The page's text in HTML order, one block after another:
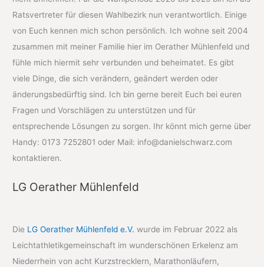
Ratsvertreter für diesen Wahlbezirk nun verantwortlich. Einige
von Euch kennen mich schon persönlich. Ich wohne seit 2004
zusammen mit meiner Familie hier im Oerather Mühlenfeld und
fühle mich hiermit sehr verbunden und beheimatet. Es gibt
viele Dinge, die sich verändern, geändert werden oder
änderungsbedürftig sind. Ich bin gerne bereit Euch bei euren
Fragen und Vorschlägen zu unterstützen und für
entsprechende Lösungen zu sorgen. Ihr könnt mich gerne über
Handy: 0173 7252801 oder Mail: info@danielschwarz.com
kontaktieren.
LG Oerather Mühlenfeld
Die LG Oerather Mühlenfeld e.V. wurde im Februar 2022 als
Leichtathletikgemeinschaft im wunderschönen Erkelenz am
Niederrhein von acht Kurzstrecklern, Marathonläufern,